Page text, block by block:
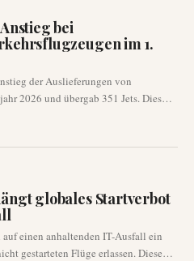
die anhaltende Dynamik auf dem
bei
im 1.
der Auslieferungen von
2026 und übergab 351 Jets. Dies
Vergleich zu den 306
beigetragen hat.
globales Startverbot
einen anhaltenden IT-Ausfall ein
gestarteten Flüge erlassen. Diese